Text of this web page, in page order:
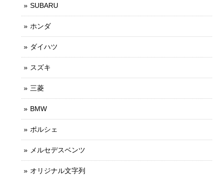
SUBARU
ホンダ
ダイハツ
スズキ
三菱
BMW
ポルシェ
メルセデスベンツ
オリジナル文字列